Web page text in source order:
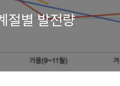
절별 발전량